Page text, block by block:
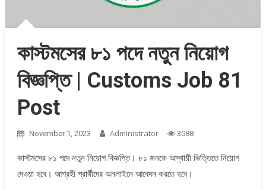
কাস্টমসের ৮১ পদে নতুন নিয়োগ
বিজ্ঞপ্তি | Customs Job 81
Post
November 1, 2023 Administrator 3088
কাস্টমসের ৮১ পদে নতুন নিয়োগ বিজ্ঞপ্তি। ৮১ জনকে অস্থায়ী ভিত্তিতে নিয়োগ
দেওয়া হবে। আগ্রহী প্রার্থীদের অনলাইনে আবেদন করতে হবে।